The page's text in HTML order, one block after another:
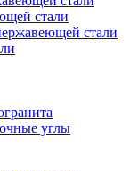
стали
стали
углы